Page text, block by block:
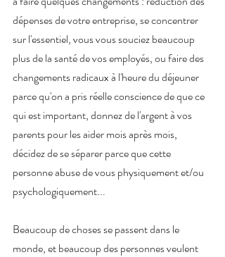
dépenses de votre entreprise, se concentrer
sur l'essentiel, vous vous souciez beaucoup
plus de la santé de vos employés, ou faire des
changements radicaux à l'heure du déjeuner
parce qu'on a pris réelle conscience de que ce
qui est important, donnez de l'argent à vos
parents pour les aider mois après mois,
décidez de se séparer parce que cette
personne abuse de vous physiquement et/ou
psychologiquement...
Beaucoup de choses se passent dans le
monde, et beaucoup des personnes veulent